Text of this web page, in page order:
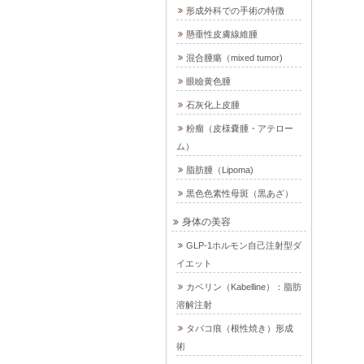
形成外科での手術の特徴
懸垂性皮膚線維腫
混合腫瘍（mixed tumor)
眼瞼黄色腫
石灰化上皮腫
粉瘤（皮様嚢腫・アテロー
ム）
脂肪腫（Lipoma)
黒色色素性母斑（黒あざ）
身体の美容
GLP-1ホルモン自己注射型ダ
イエット
カベリン（Kabelline）：脂肪
溶解注射
タバコ痕（根性焼き）形成
術